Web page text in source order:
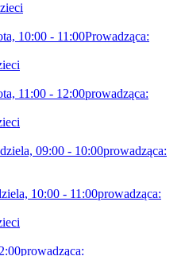
10:00 - 11:00Prowadząca:
11:00 - 12:00prowadząca:
09:00 - 10:00prowadząca:
10:00 - 11:00prowadząca:
prowadząca: